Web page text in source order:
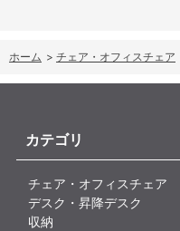
ホーム > チェア・オフィスチェア
カテゴリ
チェア・オフィスチェア
デスク・昇降デスク
収納